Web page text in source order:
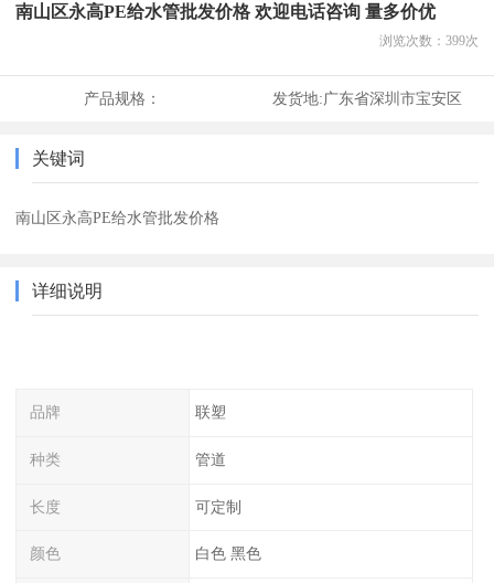
南山区永高PE给水管批发价格 欢迎电话咨询 量多价优
浏览次数： 399次
产品规格： 发货地:广东省深圳市宝安区
关键词
南山区永高PE给水管批发价格
详细说明
品牌 联塑
种类 管道
长度 可定制
颜色 白色 黑色